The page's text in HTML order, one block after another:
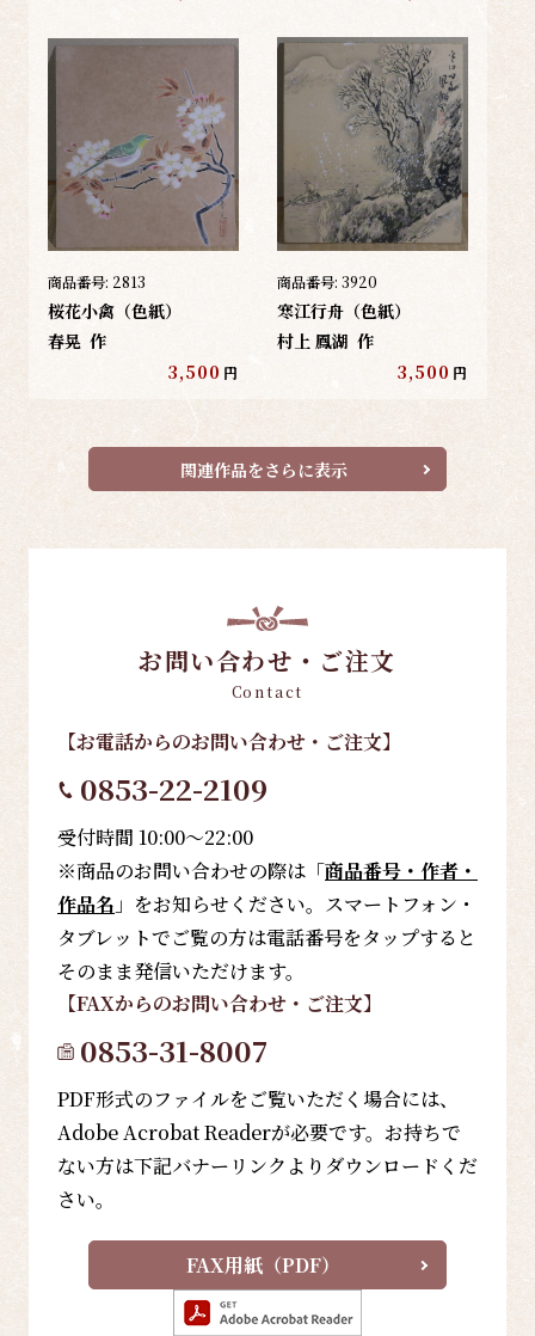
商品番号: 2813
桜花小禽（色紙）
春晃 作
3,500 円
商品番号: 3920
寒江行舟（色紙）
村上 鳳湖 作
3,500 円
関連作品をさらに表示
お問い合わせ・ご注文
Contact
【お電話からのお問い合わせ・ご注文】
0853-22-2109
受付時間 10:00～22:00
※商品のお問い合わせの際は「商品番号・作者・
作品名 」をお知らせください。スマートフォン・
タブレットでご覧の方は電話番号をタップすると
そのまま発信いただけます。
【FAXからのお問い合わせ・ご注文】
0853-31-8007
PDF形式のファイルをご覧いただく場合には、
Adobe Acrobat Readerが必要です。お持ちで
ない方は下記バナーリンクよりダウンロードくだ
さい。
FAX用紙（PDF）